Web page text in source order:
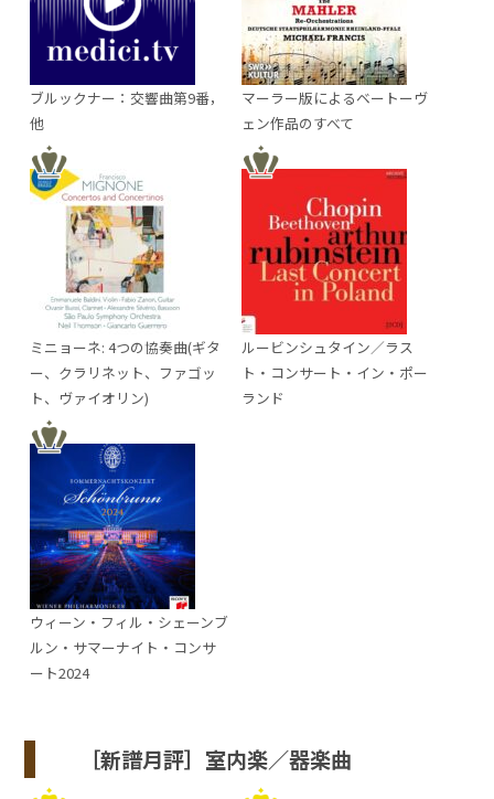
ブルックナー：交響曲第9番，
他
マーラー版によるベートーヴ
ェン作品のすべて
ミニョーネ: 4つの協奏曲(ギタ
ー、クラリネット、ファゴッ
ト、ヴァイオリン)
ルービンシュタイン／ラス
ト・コンサート・イン・ポー
ランド
ウィーン・フィル・シェーンブ
ルン・サマーナイト・コンサ
ート2024
［新譜月評］室内楽／器楽曲